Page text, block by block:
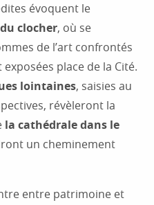
évoquent le
clocher, où se
de l’art confrontés
place de la Cité.
lointaines, saisies au
révèleront la
la cathédrale dans le
un cheminement
entre patrimoine et